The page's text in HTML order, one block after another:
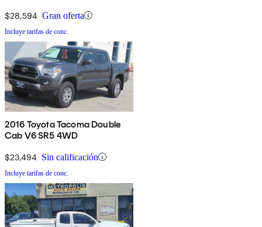
$28,594 Gran oferta
Incluye tarifas de conc.
2016 Toyota Tacoma Double
Cab V6 SR5 4WD
$23,494 Sin calificación
Incluye tarifas de conc.